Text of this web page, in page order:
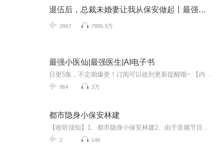
退伍后，总裁未婚妻让我从保安做起丨最强兵王都市爽文
2867 7886.9万
最强小医仙|最强医生|AI电子书
964 3万
都市隐身小保安林建
2 146